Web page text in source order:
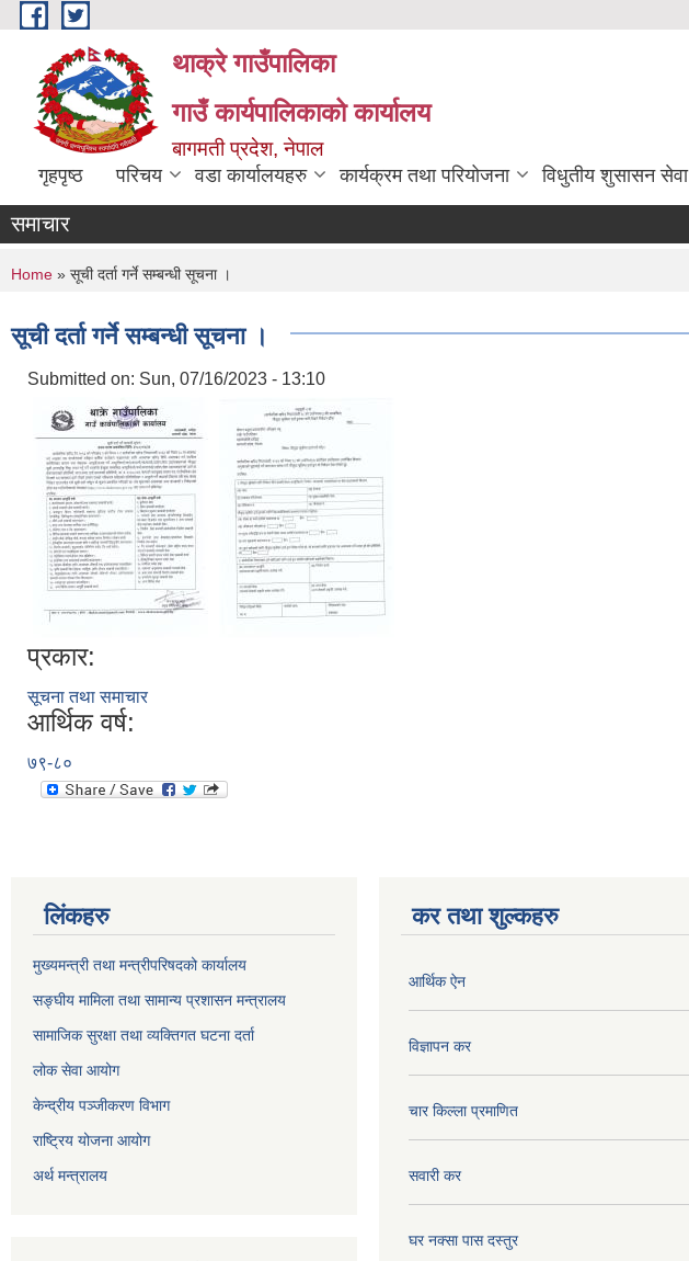
Skip to main content
थाक्रे गाउँपालिका
गाउँ कार्यपालिकाको कार्यालय
बागमती प्रदेश, नेपाल
गृहपृष्ठ परिचय वडा कार्यालयहरु कार्यक्रम तथा परियोजना विधुतीय शुसासन सेवा
समाचार
You are here
Home » सूची दर्ता गर्ने सम्बन्धी सूचना ।
सूची दर्ता गर्ने सम्बन्धी सूचना ।
Submitted on: Sun, 07/16/2023 - 13:10
प्रकार:
सूचना तथा समाचार
आर्थिक वर्ष:
७९-८०
लिंकहरु
मुख्यमन्त्री तथा मन्त्रीपरिषदको कार्यालय
सङ्घीय मामिला तथा सामान्य प्रशासन मन्त्रालय
सामाजिक सुरक्षा तथा व्यक्तिगत घटना दर्ता
लोक सेवा आयोग
केन्द्रीय पञ्जीकरण विभाग
राष्ट्रिय योजना आयोग
अर्थ मन्त्रालय
कर तथा शुल्कहरु
आर्थिक ऐन
विज्ञापन कर
चार किल्ला प्रमाणित
सवारी कर
घर नक्सा पास दस्तुर